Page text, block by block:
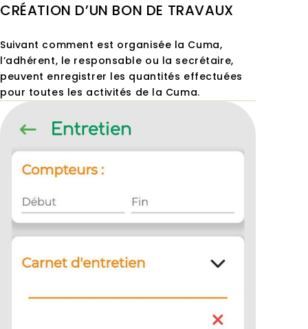
CRÉATION D’UN BON DE TRAVAUX
Suivant comment est organisée la Cuma,
l’adhérent, le responsable ou la secrétaire,
peuvent enregistrer les quantités effectuées
pour toutes les activités de la Cuma.